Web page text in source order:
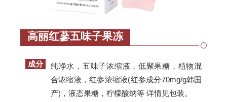
高丽红蔘五味子果冻
成分
纯净水，五味子浓缩液，低聚果糖，植物混
合浓缩液，红参浓缩液(红参成分70mg/g韩国
产)，液态果糖，柠檬酸纳等 详情见包装。